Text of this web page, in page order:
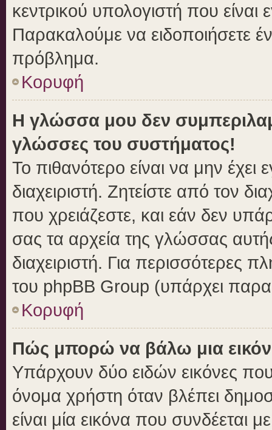
κεντρικού υπολογιστή που
Παρακαλούμε να ειδοποιήσετε
πρόβλημα.
Κορυφή
Η γλώσσα μου δεν
γλώσσες του συστήματος!
Το πιθανότερο είναι να μην
διαχειριστή. Ζητείστε από τον
που χρειάζεστε, και εάν δεν
σας τα αρχεία της γλώσσας
διαχειριστή. Για περισσότερες
του phpBB Group (υπάρχει
Κορυφή
Πώς μπορώ να βάλω μια
Υπάρχουν δύο ειδών εικόνες
όνομα χρήστη όταν βλέπει
είναι μία εικόνα που